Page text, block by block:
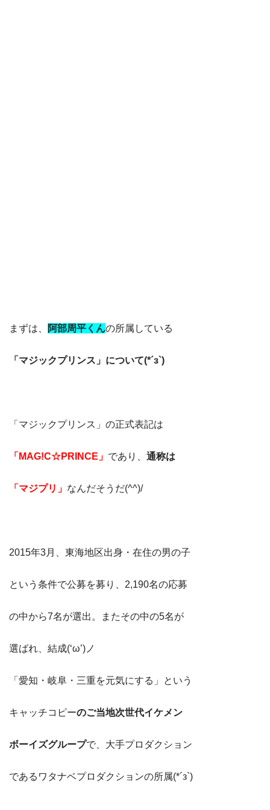
まずは、 阿部周平くんの所属している
「マジックプリンス」について(*´з`)
「マジックプリンス」の正式表記は
「MAG!C☆PRINCE」 であり、 通称は
「マジプリ」 なんだそうだ(^^)/
2015年3月、東海地区出身・在住の男の子
という条件で公募を募り、2,190名の応募
の中から7名が選出。またその中の5名が
選ばれ、結成(‘ω’)ノ
「愛知・岐阜・三重を元気にする」という
キャッチコピーのご当地次世代イケメン
ボーイズグループで、大手プロダクション
であるワタナベプロダクションの所属(*´з`)